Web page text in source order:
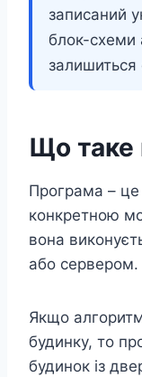
записаний
блок-схеми
Що таке
Програма – це
конкретною
вона
або сервером.
Якщо
будинку, то
будинок із